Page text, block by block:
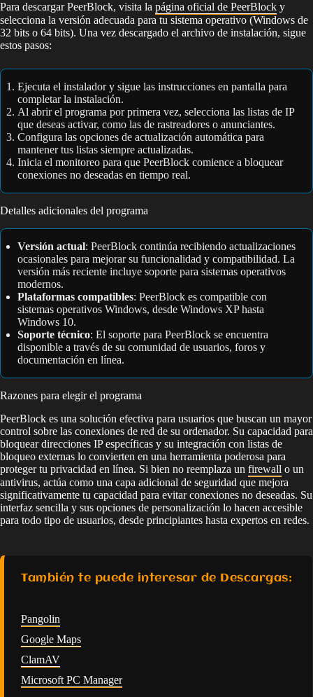
Para descargar PeerBlock, visita la página oficial de PeerBlock y
selecciona la versión adecuada para tu sistema operativo (Windows de
32 bits o 64 bits). Una vez descargado el archivo de instalación, sigue
estos pasos:
Ejecuta el instalador y sigue las instrucciones en pantalla para
completar la instalación.
Al abrir el programa por primera vez, selecciona las listas de IP
que deseas activar, como las de rastreadores o anunciantes.
Configura las opciones de actualización automática para
mantener tus listas siempre actualizadas.
Inicia el monitoreo para que PeerBlock comience a bloquear
conexiones no deseadas en tiempo real.
Detalles adicionales del programa
Versión actual: PeerBlock continúa recibiendo actualizaciones
ocasionales para mejorar su funcionalidad y compatibilidad. La
versión más reciente incluye soporte para sistemas operativos
modernos.
Plataformas compatibles: PeerBlock es compatible con
sistemas operativos Windows, desde Windows XP hasta
Windows 10.
Soporte técnico: El soporte para PeerBlock se encuentra
disponible a través de su comunidad de usuarios, foros y
documentación en línea.
Razones para elegir el programa
PeerBlock es una solución efectiva para usuarios que buscan un mayor
control sobre las conexiones de red de su ordenador. Su capacidad para
bloquear direcciones IP específicas y su integración con listas de
bloqueo externas lo convierten en una herramienta poderosa para
proteger tu privacidad en línea. Si bien no reemplaza un firewall o un
antivirus, actúa como una capa adicional de seguridad que mejora
significativamente tu capacidad para evitar conexiones no deseadas. Su
interfaz sencilla y sus opciones de personalización lo hacen accesible
para todo tipo de usuarios, desde principiantes hasta expertos en redes.
También te puede interesar de Descargas:
Pangolin
Google Maps
ClamAV
Microsoft PC Manager